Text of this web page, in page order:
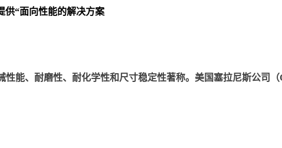
供“面向性能的解决方案
能、耐磨性、耐化学性和尺寸稳定性著称。美国塞拉尼斯公司（